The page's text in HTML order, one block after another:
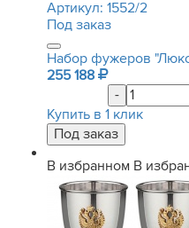
Артикул: 1552/2
Под заказ
Набор фужеров
255 188
-
Купить в 1 клик
В избранном В